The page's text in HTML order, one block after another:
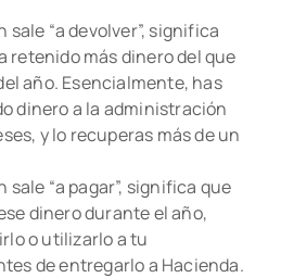
“a devolver”, significa
retenido más dinero del que
año. Esencialmente, has
dinero a la administración
y lo recuperas más de un
“a pagar”, significa que
dinero durante el año,
o utilizarlo a tu
de entregarlo a Hacienda.